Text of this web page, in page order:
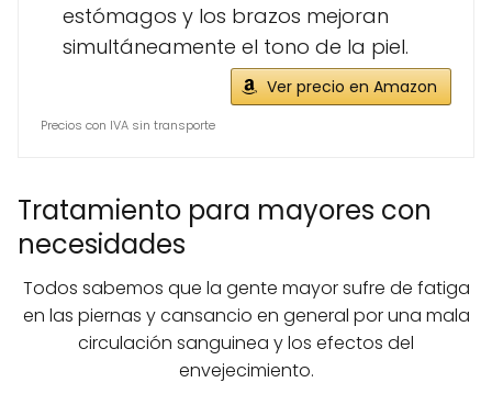
estómagos y los brazos mejoran
simultáneamente el tono de la piel.
Ver precio en Amazon
Precios con IVA sin transporte
Tratamiento para mayores con
necesidades
Todos sabemos que la gente mayor sufre de fatiga
en las piernas y cansancio en general por una mala
circulación sanguinea y los efectos del
envejecimiento.